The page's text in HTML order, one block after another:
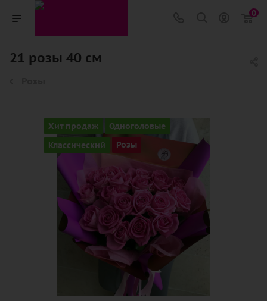
0
21 розы 40 см
Хит продаж
Одноголовые
Классический
Розы